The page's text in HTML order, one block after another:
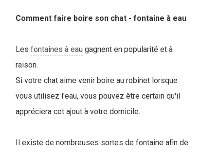
Comment faire boire son chat - fontaine à eau
Les fontaines à eau gagnent en popularité et à
raison.
Si votre chat aime venir boire au robinet lorsque
vous utilisez l'eau, vous pouvez être certain qu'il
appréciera cet ajout à votre domicile.
Il existe de nombreuses sortes de fontaine afin de